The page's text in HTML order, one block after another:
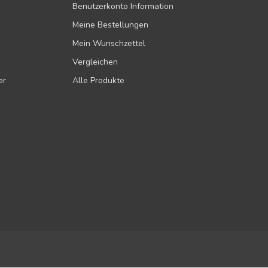
Benutzerkonto Information
Meine Bestellungen
Mein Wunschzettel
Vergleichen
Alle Produkte